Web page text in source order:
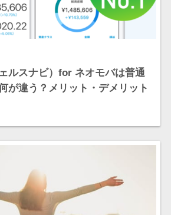
ルスナビ）for ネオモバは普通
が違う？メリット・デメリット